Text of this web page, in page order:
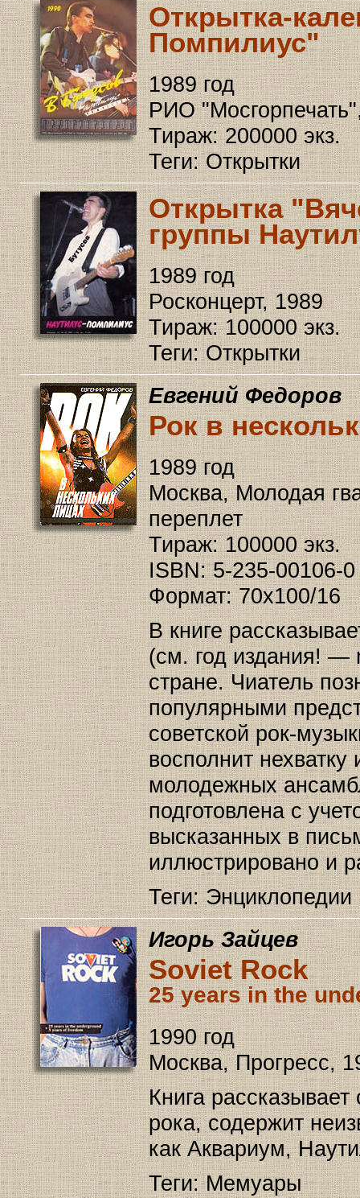
Открытка-
Помпилиус"
1989 год
РИО
Тираж: 200000 экз.
Теги: Открытки
Открытка
группы
1989 год
Росконцерт, 1989
Тираж: 100000 экз.
Теги: Открытки
Евгений Федоров
Рок в
1989 год
Москва, Молодая
переплет
Тираж: 100000 экз.
ISBN: 5-235-00106-0
Формат: 70x100/16
В книге
(см. год издания! —
стране. Чиатель
популярными
советской рок-
восполнит
молодежных
подготовлена с
высказанных в
иллюстрировано и
Теги: Энциклопедии
Игорь Зайцев
Soviet Rock
25 years in the
1990 год
Москва, Прогресс,
Книга рассказывает
рока, содержит
как Аквариум,
Теги: Мемуары